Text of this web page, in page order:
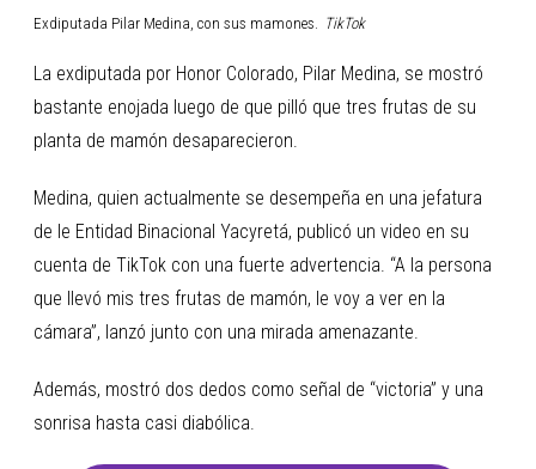
Exdiputada Pilar Medina, con sus mamones. TikTok
La exdiputada por Honor Colorado, Pilar Medina, se mostró
bastante enojada luego de que pilló que tres frutas de su
planta de mamón desaparecieron.
Medina, quien actualmente se desempeña en una jefatura
de le Entidad Binacional Yacyretá, publicó un video en su
cuenta de TikTok con una fuerte advertencia. “A la persona
que llevó mis tres frutas de mamón, le voy a ver en la
cámara”, lanzó junto con una mirada amenazante.
Además, mostró dos dedos como señal de “victoria” y una
sonrisa hasta casi diabólica.